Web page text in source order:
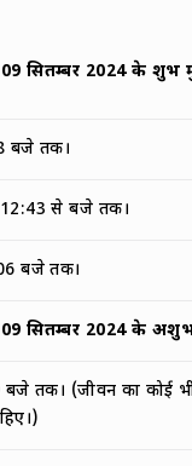
09सितम्बर 2024के शुभ
बजे तक।
से बजे तक।
बजे तक।
09सितम्बर 2024 के अशुभ
तक। (जीवन का कोई